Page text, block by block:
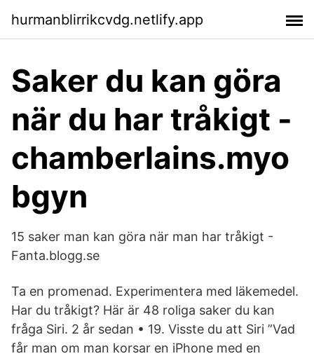
hurmanblirrikcvdg.netlify.app
Saker du kan göra
när du har tråkigt -
chamberlains.myo
bgyn
15 saker man kan göra när man har tråkigt -
Fanta.blogg.se
Ta en promenad. Experimentera med läkemedel.
Har du tråkigt? Här är 48 roliga saker du kan
fråga Siri. 2 år sedan • 19. Visste du att Siri ”Vad
får man om man korsar en iPhone med en